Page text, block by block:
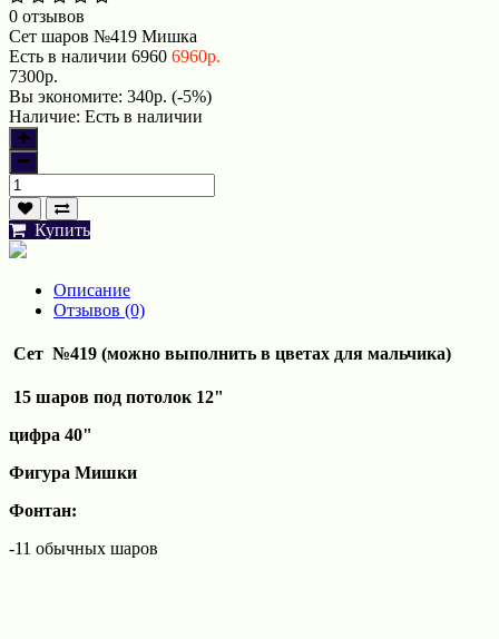
0 отзывов
Сет шаров №419 Мишка
Есть в наличии 6960 6960р.
7300р.
Вы экономите: 340р. (-5%)
Наличие: Есть в наличии
Купить
Описание
Отзывов (0)
Сет №419 (можно выполнить в цветах для мальчика)
15 шаров под потолок 12"
цифра 40"
Фигура Мишки
Фонтан:
-11 обычных шаров